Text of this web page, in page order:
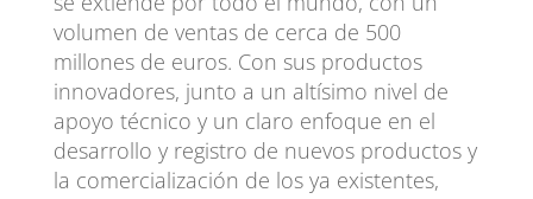
volumen de ventas de cerca de 500
millones de euros. Con sus productos
innovadores, junto a un altísimo nivel de
apoyo técnico y un claro enfoque en el
desarrollo y registro de nuevos productos y
la comercialización de los ya existentes,